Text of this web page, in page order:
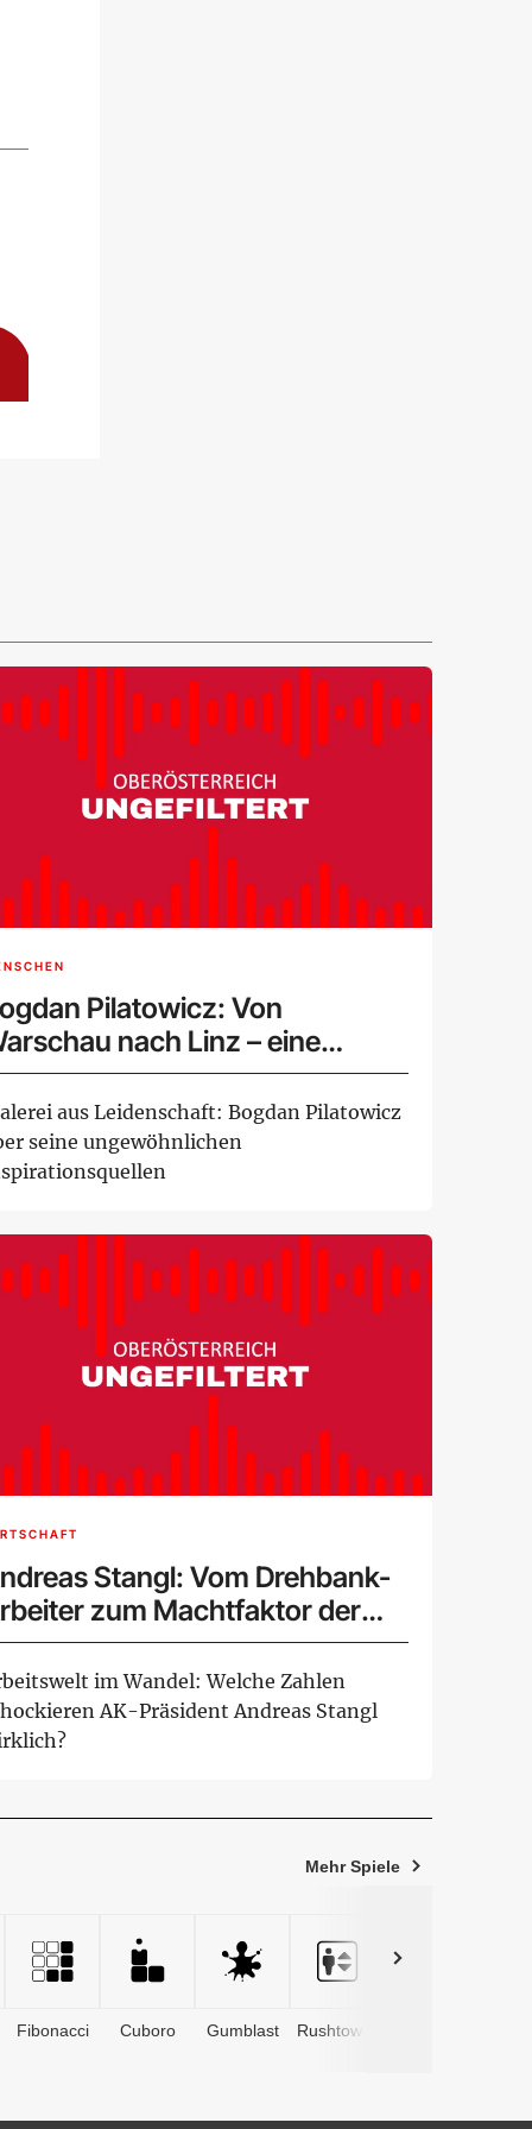
Pilatowicz: Von
nach Linz – eine
aus Leidenschaft: Bogdan Pilatowicz
seine ungewöhnlichen
Stangl: Vom Drehbank-
zum Machtfaktor der
im Wandel: Welche Zahlen
AK-Präsident Andreas Stangl
Mehr Spiele
Fibonacci Cuboro Gumblast Rushtower